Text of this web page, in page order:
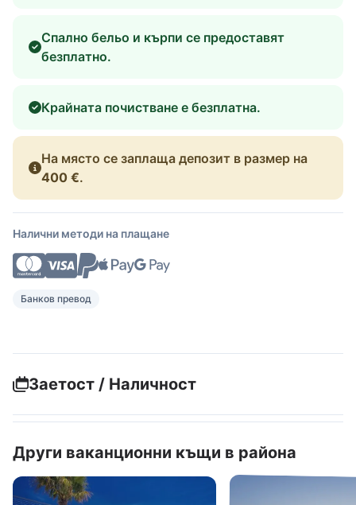
Спално бельо и кърпи се предоставят
безплатно.
Крайната почистване е безплатна.
На място се заплаща депозит в размер на
400 €.
Налични методи на плащане
Банков превод
Заетост / Наличност
Други ваканционни къщи в района